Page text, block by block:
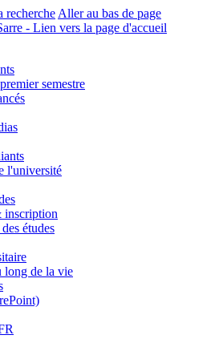
recherche Aller au bas de page
semestre
l'université
inscription
études
long de la vie